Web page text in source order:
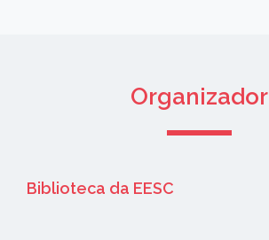
Organizador
Biblioteca da EESC